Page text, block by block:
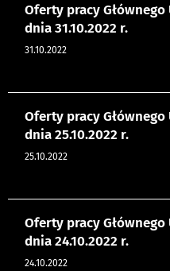
Oferty pracy
dnia 31.10.2022 r.
31.10.2022
Oferty pracy
dnia 25.10.2022 r.
25.10.2022
Oferty pracy
dnia 24.10.2022 r.
24.10.2022